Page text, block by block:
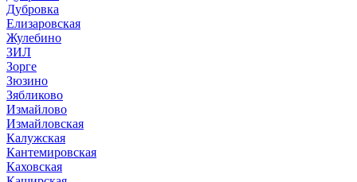
Дубровка
Елизаровская
Жулебино
ЗИЛ
Зорге
Зюзино
Зябликово
Измайлово
Измайловская
Калужская
Кантемировская
Каховская